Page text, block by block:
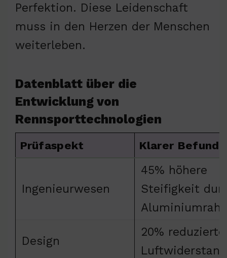
Perfektion. Diese Leidenschaft
muss in den Herzen der Menschen
weiterleben.
Datenblatt über die
Entwicklung von
Rennsporttechnologien
Prüfaspekt Klarer Befund
Ingenieurwesen
45% höhere
Steifigkeit
Design
20% reduzierte
Luftwiderstand